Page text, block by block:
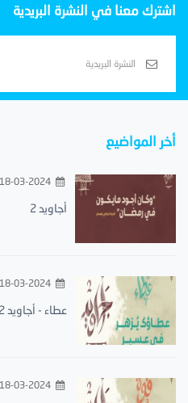
اشترك معنا في النشرة البريدية
أخر المواضيع
18-03-2024 08:49 مساءً
أجاويد 2
18-03-2024 08:48 مساءً
عطاء - أجاويد 2
18-03-2024 08:46 مساءً